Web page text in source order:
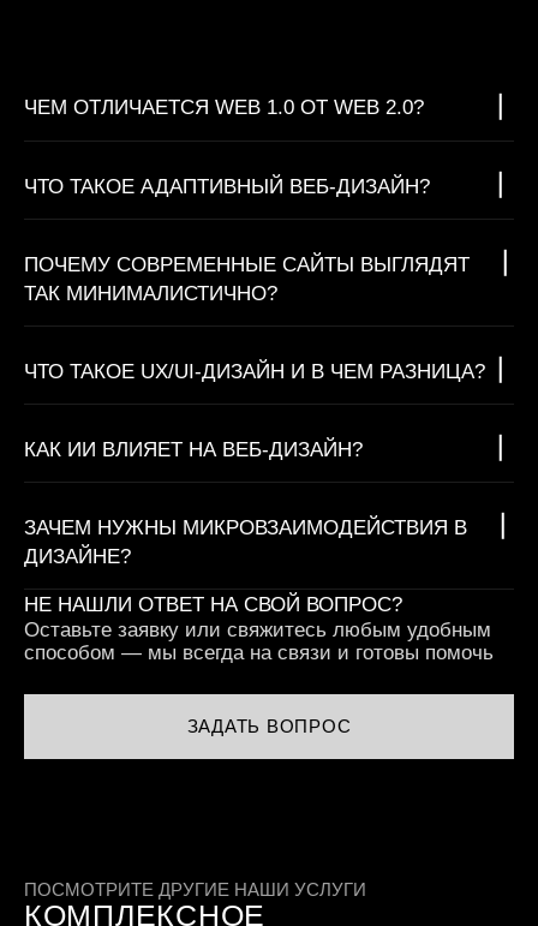
ЧЕМ ОТЛИЧАЕТСЯ WEB 1.0 ОТ WEB 2.0?
ЧТО ТАКОЕ АДАПТИВНЫЙ ВЕБ-ДИЗАЙН?
ПОЧЕМУ СОВРЕМЕННЫЕ САЙТЫ ВЫГЛЯДЯТ
ТАК МИНИМАЛИСТИЧНО?
ЧТО ТАКОЕ UX/UI-ДИЗАЙН И В ЧЕМ РАЗНИЦА?
КАК ИИ ВЛИЯЕТ НА ВЕБ-ДИЗАЙН?
ЗАЧЕМ НУЖНЫ МИКРОВЗАИМОДЕЙСТВИЯ В
ДИЗАЙНЕ?
НЕ НАШЛИ ОТВЕТ НА СВОЙ ВОПРОС?
Оставьте заявку или свяжитесь любым удобным
способом — мы всегда на связи и готовы помочь
ЗАДАТЬ ВОПРОС
ПОСМОТРИТЕ ДРУГИЕ НАШИ УСЛУГИ
КОМПЛЕКСНОЕ